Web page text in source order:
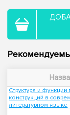
Структура и
конструкций в
литературном языке